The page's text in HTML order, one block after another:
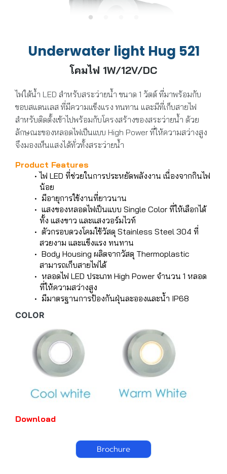
Underwater light Hug 521
โคมไฟ 1W/12V/DC
ไฟใต้น้ำ LED สำหรับสระว่ายน้ำ ขนาด 1 วัตต์ ที่มาพร้อมกับ
ขอบสแตนเลส ที่มีความแข็งแรง ทนทาน และมีที่เก็บสายไฟ
สำหรับติดตั้งเข้าไปพร้อมกับโครงสร้างของสระว่ายน้ำ ด้วย
ลักษณะของหลอดไฟเป็นแบบ High Power ที่ให้ความสว่างสูง
จึงมองเห็นแสงได้ทั่วทั้งสระว่ายน้ำ
Product Features
ไฟ LED ที่ช่วยในการประหยัดพลังงาน เนื่องจากกินไฟ
น้อย
มีอายุการใช้งานที่ยาวนาน
แสงของหลอดไฟเป็นแบบ Single Color ที่ให้เลือกได้
ทั้ง แสงขาว และแสงวอร์มไวท์
ตัวกรอบดวงโคมใช้วัสดุ Stainless Steel 304 ที่
สวยงาม และแข็งแรง ทนทาน
Body Housing ผลิตจากวัสดุ Thermoplastic
สามารถเก็บสายไฟได้
หลอดไฟ LED ประเภท High Power จำนวน 1 หลอด
ที่ให้ความสว่างสูง
มีมาตรฐานการป้องกันฝุ่นละอองและน้ำ IP68
COLOR
Download
Brochure